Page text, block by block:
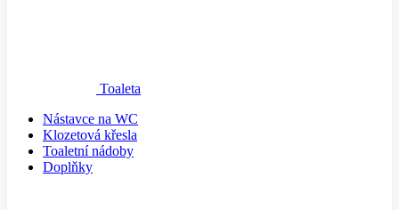
Toaleta
Nástavce na WC
Klozetová křesla
Toaletní nádoby
Doplňky